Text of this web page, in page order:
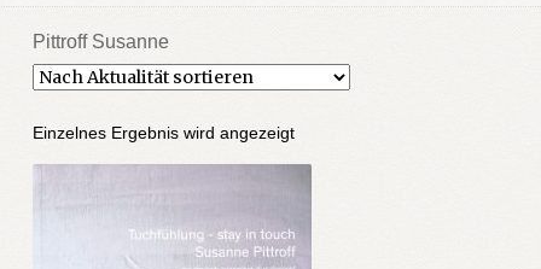
Aktuell
Pittroff Susanne
Einzelnes Ergebnis wird angezeigt